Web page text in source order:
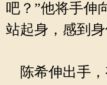
吧？”他将手伸
站起身，感到身
陈希伸出手，